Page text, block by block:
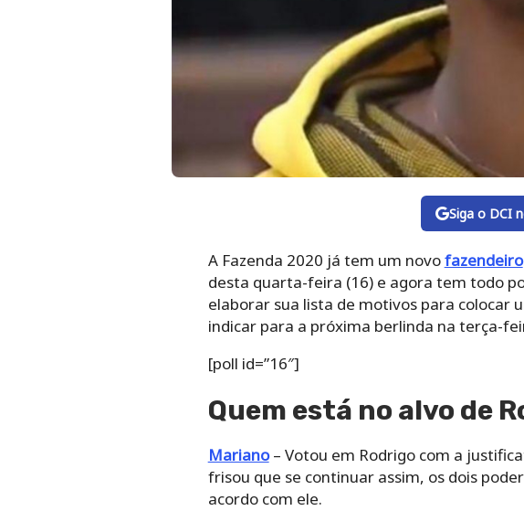
Siga o DCI
A Fazenda 2020 já tem um novofazendeiro
desta quarta-feira (16) e agora tem todo
elaborar sua lista de motivos para colocar
indicar para a próxima berlinda na terça-
[poll id=”16″]
Quem está no alvo de
Mariano– Votou em Rodrigo com a
frisou que se continuar assim, os dois
acordo com ele.